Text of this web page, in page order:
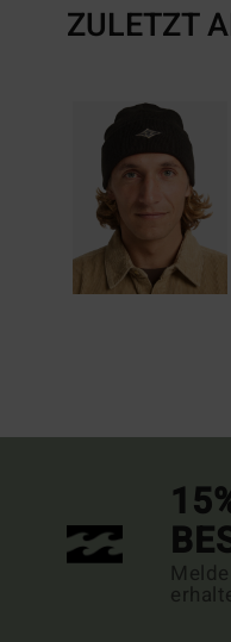
ZULETZT